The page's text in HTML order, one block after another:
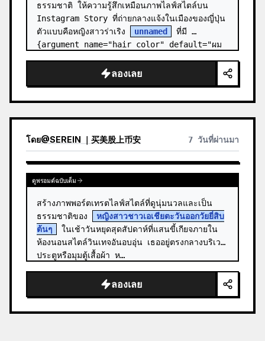
ธรรมชาติ ให้ความรู้สึกเหมือนภาพไลฟ์สไตล์บน
Instagram Story ที่ถ่ายกลางแจ้งในเมืองของญี่ปุ่น
ตัวแบบคือหญิงสาวร่าเริง
unnamed
ที่มี
{argument name="hair color" default="ผม
ลองเลย
โดย@SEREIN ｜买美股上币安 7 วันที่ผ่านมา
ดูพรอมต์ฉบับเต็ม
สร้างภาพพอร์ตเทรตไลฟ์สไตล์ที่ดูนุ่มนวลและเป็น
ธรรมชาติของ
หญิงสาวชาวเอเชียตะวันออกวัยยี่สิบ
ต้นๆ
ในเช้าวันหยุดสุดสัปดาห์ที่แสนขี้เกียจภายใน
ห้องนอนสไตล์วินเทจอันอบอุ่น เธออยู่ตรงกลางบริเวณ
ประตูหรือมุมตู้เสื้อผ้า ห…
ลองเลย